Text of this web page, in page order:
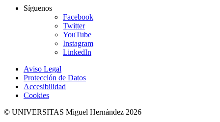
Síguenos
Facebook
Twitter
YouTube
Instagram
LinkedIn
Aviso Legal
Protección de Datos
Accesibilidad
Cookies
© UNIVERSITAS Miguel Hernández 2026